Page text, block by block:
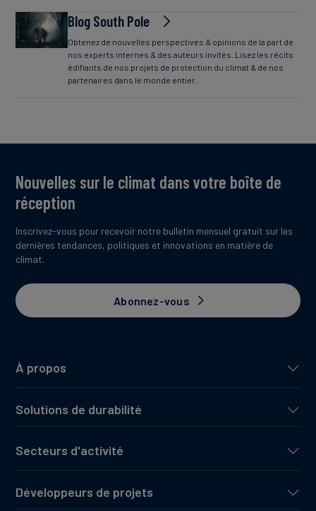
Blog South Pole
Obtenez de nouvelles perspectives & opinions de la part de
nos experts internes & des auteurs invités. Lisez les récits
édifiants de nos projets de protection du climat & de nos
partenaires dans le monde entier.
À propos
Solutions de durabilité
Secteurs d'activité
Développeurs de projets
Nouvelles sur le climat dans votre boîte de
réception
Inscrivez-vous pour recevoir notre bulletin mensuel gratuit sur les
dernières tendances, politiques et innovations en matière de
climat.
Abonnez-vous